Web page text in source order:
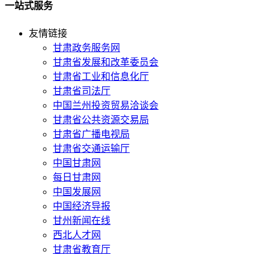
一站式服务
友情链接
甘肃政务服务网
甘肃省发展和改革委员会
甘肃省工业和信息化厅
甘肃省司法厅
中国兰州投资贸易洽谈会
甘肃省公共资源交易局
甘肃省广播电视局
甘肃省交通运输厅
中国甘肃网
每日甘肃网
中国发展网
中国经济导报
甘州新闻在线
西北人才网
甘肃省教育厅